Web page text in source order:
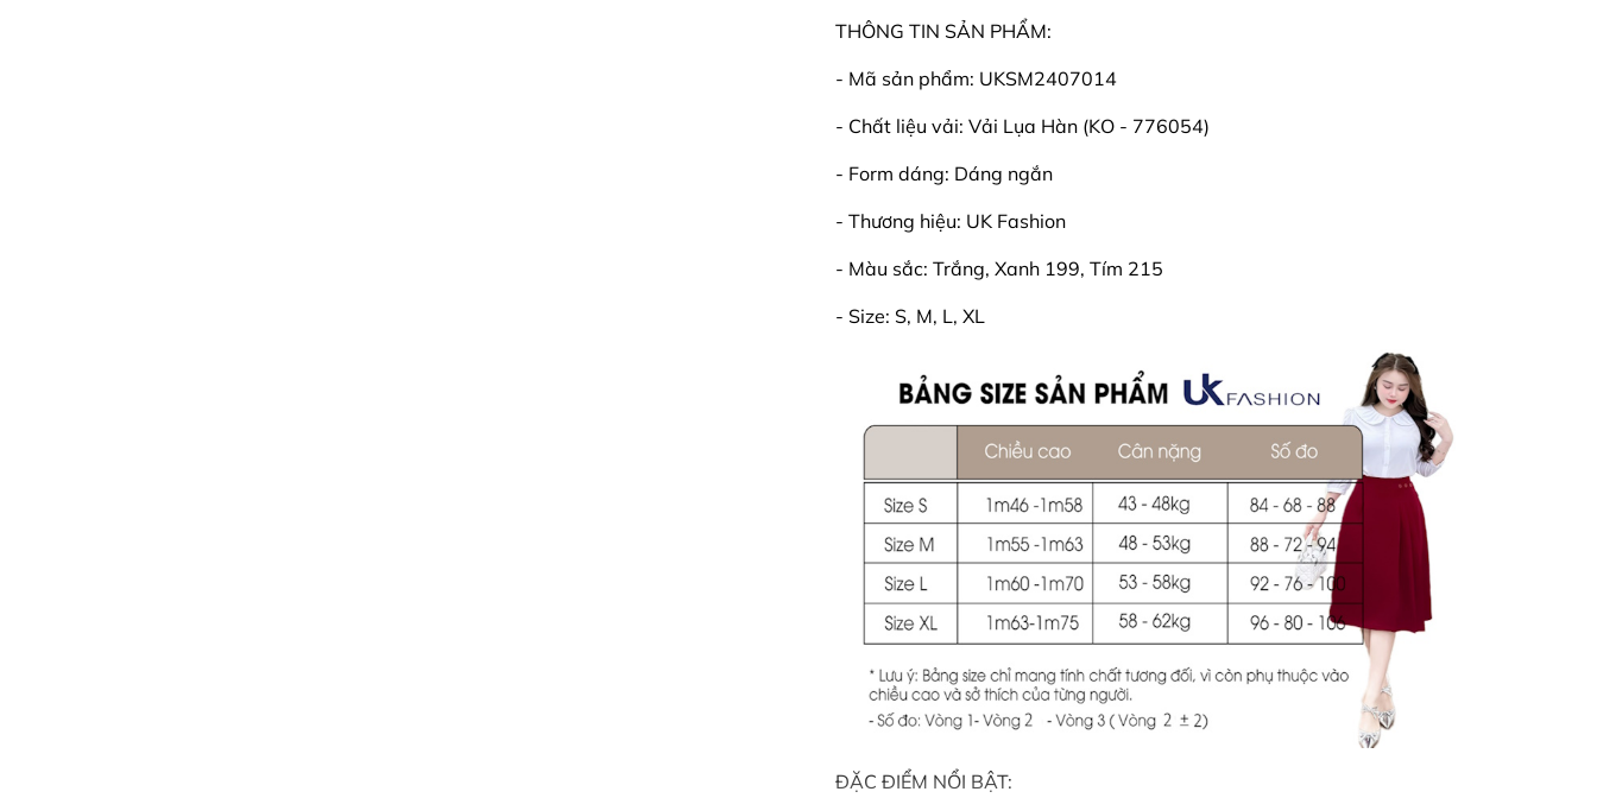
THÔNG TIN SẢN PHẨM:
- Mã sản phẩm: UKSM2407014
- Chất liệu vải: Vải Lụa Hàn (KO - 776054)
- Form dáng: Dáng ngắn
- Thương hiệu: UK Fashion
- Màu sắc: Trắng, Xanh 199, Tím 215
- Size: S, M, L, XL
ĐẶC ĐIỂM NỔI BẬT: